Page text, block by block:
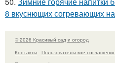
8 вкуснющих согревающих
© 2026 Красивый сад и огород
Контакты
Пользовательское соглашение